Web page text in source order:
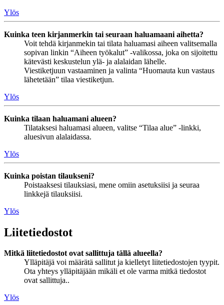
Ylös
Kuinka teen kirjanmerkin tai seuraan haluamaani aihetta?
Voit tehdä kirjanmekin tai tilata haluamasi aiheen valitsemalla
sopivan linkin “Aiheen työkalut” -valikossa, joka on sijoitettu
kätevästi keskustelun ylä- ja alalaidan lähelle.
Viestiketjuun vastaaminen ja valinta “Huomauta kun vastaus
lähetetään” tilaa viestiketjun.
Ylös
Kuinka tilaan haluamani alueen?
Tilataksesi haluamasi alueen, valitse “Tilaa alue” -linkki,
aluesivun alalaidassa.
Ylös
Kuinka poistan tilaukseni?
Poistaaksesi tilauksiasi, mene omiin asetuksiisi ja seuraa
linkkejä tilauksiisi.
Ylös
Liitetiedostot
Mitkä liitetiedostot ovat sallittuja tällä alueella?
Ylläpitäjä voi määrätä sallitut ja kielletyt liitetiedostojen tyypit.
Ota yhteys ylläpitäjään mikäli et ole varma mitkä tiedostot
ovat sallittuja..
Ylös